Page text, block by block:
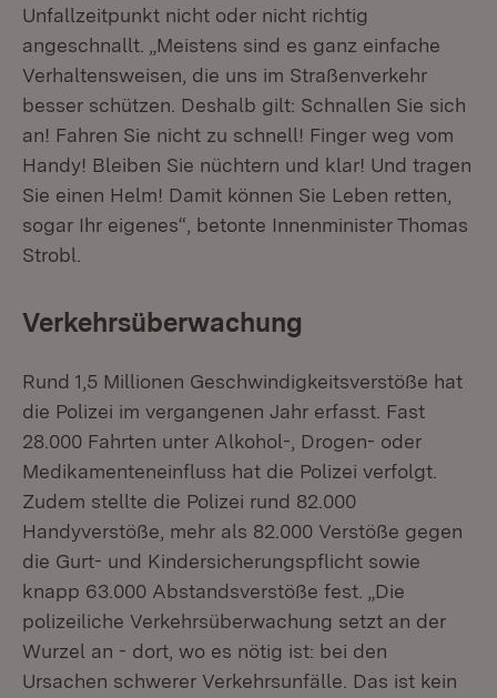
Unfallzeitpunkt nicht oder nicht richtig
angeschnallt. „Meistens sind es ganz einfache
Verhaltensweisen, die uns im Straßenverkehr
besser schützen. Deshalb gilt: Schnallen Sie sich
an! Fahren Sie nicht zu schnell! Finger weg vom
Handy! Bleiben Sie nüchtern und klar! Und tragen
Sie einen Helm! Damit können Sie Leben retten,
sogar Ihr eigenes“, betonte Innenminister Thomas
Strobl.
Verkehrsüberwachung
Rund 1,5 Millionen Geschwindigkeitsverstöße hat
die Polizei im vergangenen Jahr erfasst. Fast
28.000 Fahrten unter Alkohol-, Drogen- oder
Medikamenteneinfluss hat die Polizei verfolgt.
Zudem stellte die Polizei rund 82.000
Handyverstöße, mehr als 82.000 Verstöße gegen
die Gurt- und Kindersicherungspflicht sowie
knapp 63.000 Abstandsverstöße fest. „Die
polizeiliche Verkehrsüberwachung setzt an der
Wurzel an - dort, wo es nötig ist: bei den
Ursachen schwerer Verkehrsunfälle. Das ist kein